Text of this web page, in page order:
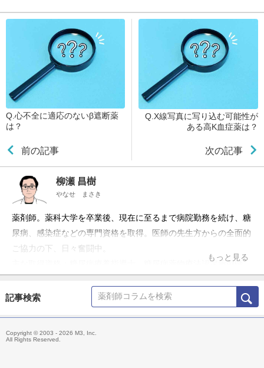
Q.心不全に適応のないβ遮断薬
は？
前の記事
Q.X線写真に写り込む可能性が
ある高K血症薬は？
次の記事
柳瀬 昌樹
やなせ まさき
薬剤師。薬科大学を卒業後、現在に至るまで病院勤務を続け、糖
尿病、感染症などの専門資格を取得。医師の先生方からの全面的
ご協力の下、日々奮闘中。
主な取得資格：糖尿病療養指導士、糖尿病薬物療法認定薬剤師、
師、実務実習認定薬剤師
所属学会：日本糖尿病学会、日本くすりと糖尿病学会(認定薬剤
もっと見る
記事検索
Copyright © 2003 - 2026 M3, Inc.
All Rights Reserved.